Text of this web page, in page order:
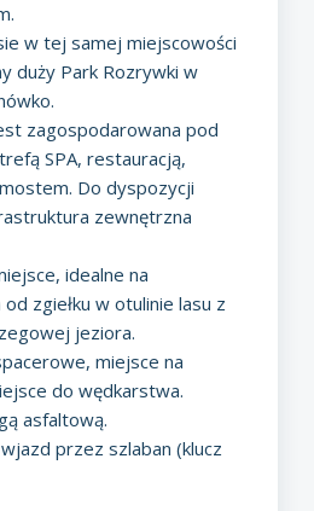
w tej samej miejscowości
duży Park Rozrywki w
zagospodarowana pod
SPA, restauracją,
Do dyspozycji
zewnętrzna
idealne na
zgiełku w otulinie lasu z
jeziora.
miejsce na
do wędkarstwa.
asfaltową.
przez szlaban (klucz